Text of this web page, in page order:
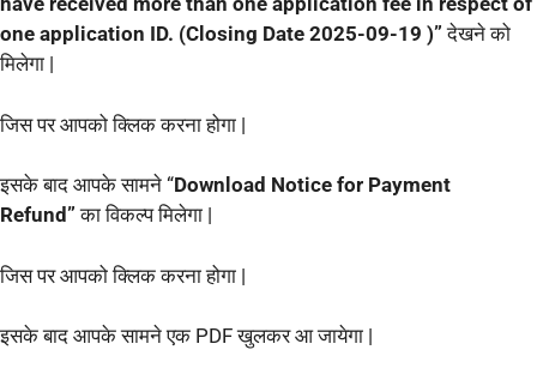
one application ID. (Closing Date 2025-09-19 )”देखने को
मिलेगा |
जिस पर आपको क्लिक करना होगा |
इसके बाद आपके सामने “Download Notice for Payment
Refund” का विकल्प मिलेगा |
जिस पर आपको क्लिक करना होगा |
इसके बाद आपके सामने एक PDF खुलकर आ जायेगा |